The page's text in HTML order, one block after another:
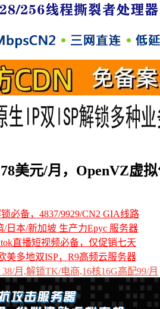
美元/月，OpenVZ虚拟
必备，4837/9929/CN2 GIA线路
/日本/新加坡 生产力Epyc 服务器
直播短视频必备，仅促销七天
美多地双ISP，R9高频云服务器
月,解锁TK/电商,16核16G高配99/月